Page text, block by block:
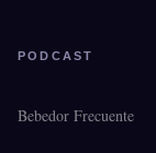
PODCAST
Bebedor Frecuente